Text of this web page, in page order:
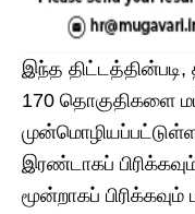
இந்த
170 தொகுதிகளை
இரண்டாகப்
மூன்றாகப்